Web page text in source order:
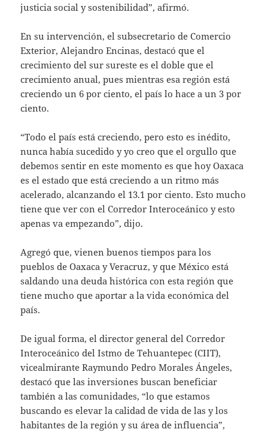
justicia social y sostenibilidad”, afirmó.
En su intervención, el subsecretario de Comercio
Exterior, Alejandro Encinas, destacó que el
crecimiento del sur sureste es el doble que el
crecimiento anual, pues mientras esa región está
creciendo un 6 por ciento, el país lo hace a un 3 por
ciento.
“Todo el país está creciendo, pero esto es inédito,
nunca había sucedido y yo creo que el orgullo que
debemos sentir en este momento es que hoy Oaxaca
es el estado que está creciendo a un ritmo más
acelerado, alcanzando el 13.1 por ciento. Esto mucho
tiene que ver con el Corredor Interoceánico y esto
apenas va empezando”, dijo.
Agregó que, vienen buenos tiempos para los
pueblos de Oaxaca y Veracruz, y que México está
saldando una deuda histórica con esta región que
tiene mucho que aportar a la vida económica del
país.
De igual forma, el director general del Corredor
Interoceánico del Istmo de Tehuantepec (CIIT),
vicealmirante Raymundo Pedro Morales Ángeles,
destacó que las inversiones buscan beneficiar
también a las comunidades, “lo que estamos
buscando es elevar la calidad de vida de las y los
habitantes de la región y su área de influencia”,